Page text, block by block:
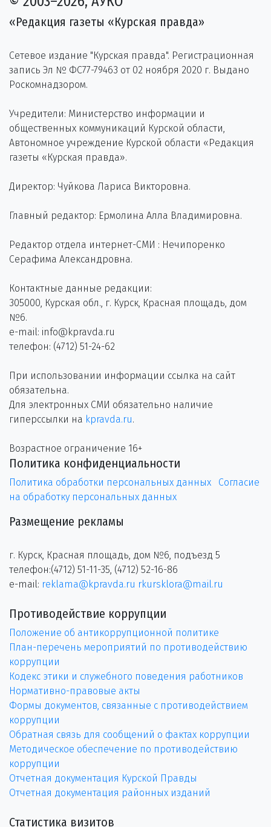
«Редакция газеты «Курская правда»
Сетевое издание "Курская правда". Регистрационная
запись Эл № ФС77-79463 от 02 ноября 2020 г. Выдано
Роскомнадзором.
Учредители: Министерство информации и
общественных коммуникаций Курской области,
Автономное учреждение Курской области «Редакция
газеты «Курская правда».
Директор: Чуйкова Лариса Викторовна.
Главный редактор: Ермолина Алла Владимировна.
Редактор отдела интернет-СМИ : Нечипоренко
Серафима Александровна.
Контактные данные редакции:
305000, Курская обл., г. Курск, Красная площадь, дом
№6.
e-mail: info@kpravda.ru
телефон: (4712) 51-24-62
При использовании информации ссылка на сайт
обязательна.
Для электронных СМИ обязательно наличие
гиперссылки на kpravda.ru.
Возрастное ограничение 16+
Политика конфиденциальности
Политика обработки персональных данных
Согласие
на обработку персональных данных
Размещение рекламы
г. Курск, Красная площадь, дом №6, подъезд 5
телефон:(4712) 51-11-35, (4712) 52-16-86
e-mail: reklama@kpravda.ru rkursklora@mail.ru
Противодействие коррупции
Положение об антикоррупционной политике
План-перечень мероприятий по противодействию
коррупции
Кодекс этики и служебного поведения работников
Нормативно-правовые акты
Формы документов, связанные с противодействием
коррупции
Обратная связь для сообщений о фактах коррупции
Методическое обеспечение по противодействию
коррупции
Отчетная документация Курской Правды
Отчетная документация районных изданий
Статистика визитов